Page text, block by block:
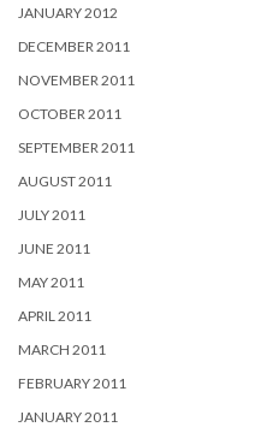
JANUARY 2012
DECEMBER 2011
NOVEMBER 2011
OCTOBER 2011
SEPTEMBER 2011
AUGUST 2011
JULY 2011
JUNE 2011
MAY 2011
APRIL 2011
MARCH 2011
FEBRUARY 2011
JANUARY 2011